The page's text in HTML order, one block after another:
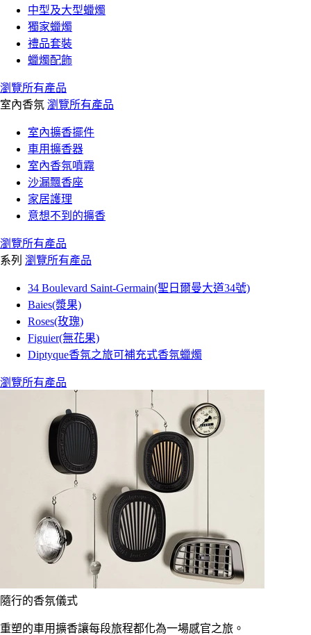
中型及大型蠟燭
獨家蠟燭
禮品套裝
蠟燭配飾
瀏覽所有產品
室內香氛 瀏覽所有產品
室內擴香擺件
車用擴香器
室內香氛噴霧
沙漏飄香座
家居護理
意想不到的擴香
瀏覽所有產品
系列 瀏覽所有產品
34 Boulevard Saint-Germain(聖日爾曼大道34號)
Baies(漿果)
Roses(玫瑰)
Figuier(無花果)
Diptyque香氛之旅可補充式香氛蠟燭
瀏覽所有產品
隨行的香氛儀式
重塑的車用擴香讓每段旅程都化為一場感官之旅。